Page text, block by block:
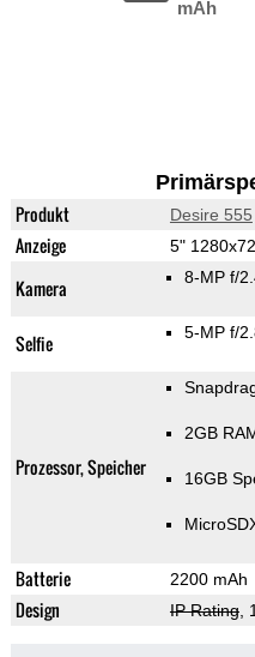
mAh
Produkt Desire 555
Anzeige 5"
Kamera 8-MP f/
Selfie 5-MP f/
Prozessor, Speicher
2GB
16GB
Batterie 2200 mAh
Design IP Rating,